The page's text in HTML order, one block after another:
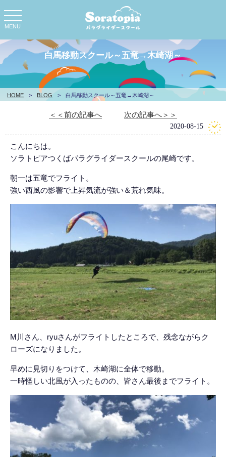
toggle
navigation
MENU
HOME > BLOG > 白馬移動スクール～五竜→木崎湖～
白馬移動スクール～五竜→木崎湖～
＜＜前の記事へ 次の記事へ＞＞
2020-08-15
こんにちは。
ソラトピアつくばパラグライダースクールの尾崎です。
朝一は五竜でフライト。
強い西風の影響で上昇気流が強い＆荒れ気味。
M川さん、ryuさんがフライトしたところで、残念ながらク
ローズになりました。
早めに見切りをつけて、木崎湖に全体で移動。
一時怪しい北風が入ったものの、皆さん最後までフライト。